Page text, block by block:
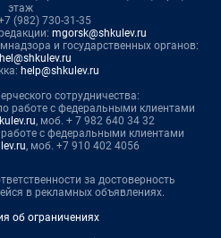
этаж
(982) 730-31-35
mgorsk@shkulev.ru
и государственных органов:
help@shkulev.ru
сотрудничества:
работе с федеральными клиентами
, моб. + 7 982 640 34 32
с федеральными клиентами
, моб. +7 910 402 4056
за достоверность
в рекламных объявлениях.
об ограничениях